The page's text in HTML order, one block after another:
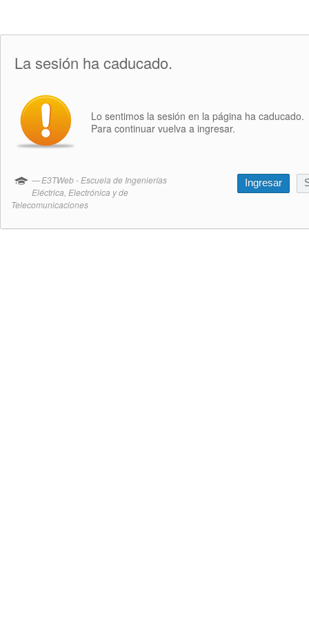
La sesión ha caducado.
Lo sentimos la sesión en la página ha caducado.
Para continuar vuelva a ingresar.
E3TWeb - Escuela de Ingenierías
Eléctrica, Electrónica y de
Telecomunicaciones
Ingresar